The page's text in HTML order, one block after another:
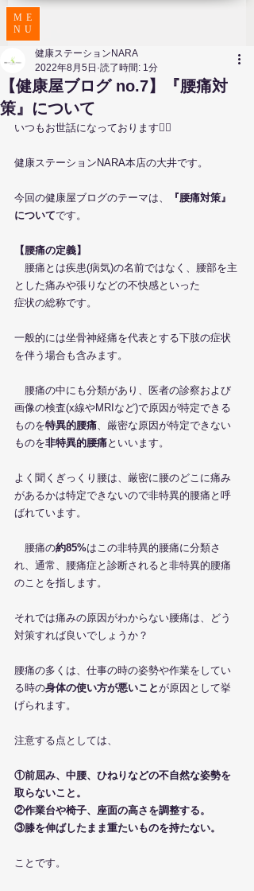
ME
NU
【健康屋ブログ no.7】『腰痛対
策』について
健康ステーションNARA
2022年8月5日 読了時間: 1分
いつもお世話になっております🙇‍♀️
健康ステーションNARA本店の大井です。
今回の健康屋ブログのテーマは、
『腰痛対策』
についてです。
【腰痛の定義】
腰痛とは疾患(病気)の名前ではなく、腰部を主
とした痛みや張りなどの不快感といった
症状の総称です。
一般的には坐骨神経痛を代表とする下肢の症状
を伴う場合も含みます。
腰痛の中にも分類があり、医者の診察および
画像の検査(x線やMRIなど)で原因が特定できる
ものを特異的腰痛、厳密な原因が特定できない
ものを非特異的腰痛といいます。
よく聞くぎっくり腰は、厳密に腰のどこに痛み
があるかは特定できないので非特異的腰痛と呼
ばれています。
腰痛の約85%はこの非特異的腰痛に分類さ
れ、通常、腰痛症と診断されると非特異的腰痛
のことを指します。
それでは痛みの原因がわからない腰痛は、どう
対策すれば良いでしょうか？
腰痛の多くは、仕事の時の姿勢や作業をしてい
る時の身体の使い方が悪いことが原因として挙
げられます。
注意する点としては、
①前屈み、中腰、ひねりなどの不自然な姿勢を
取らないこと。
②作業台や椅子、座面の高さを調整する。
③膝を伸ばしたまま重たいものを持たない。
ことです。